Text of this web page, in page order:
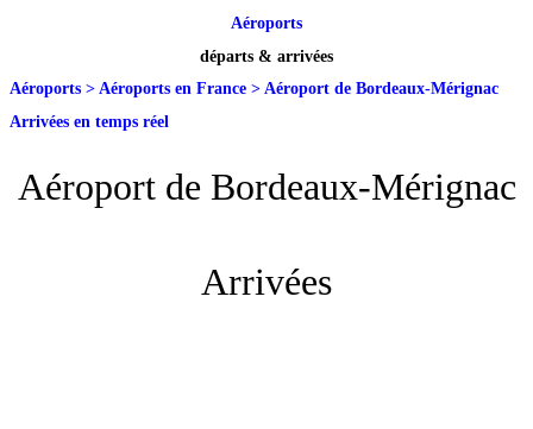
Aéroports
départs & arrivées
Aéroports > Aéroports en France > Aéroport de Bordeaux-Mérignac
Arrivées en temps réel
Aéroport de Bordeaux-Mérignac
Arrivées